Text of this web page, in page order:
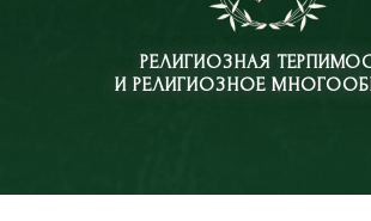
РЕЛИГИОЗНАЯ
И РЕЛИГИОЗНОЕ